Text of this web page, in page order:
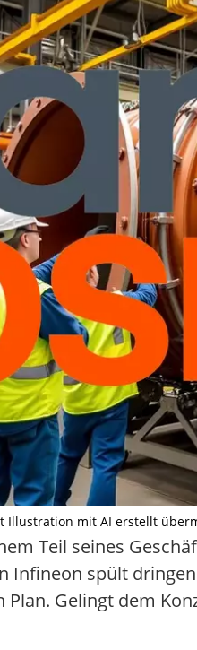
Illustration mit AI erstellt
Teil seines
Infineon spült
Gelingt dem